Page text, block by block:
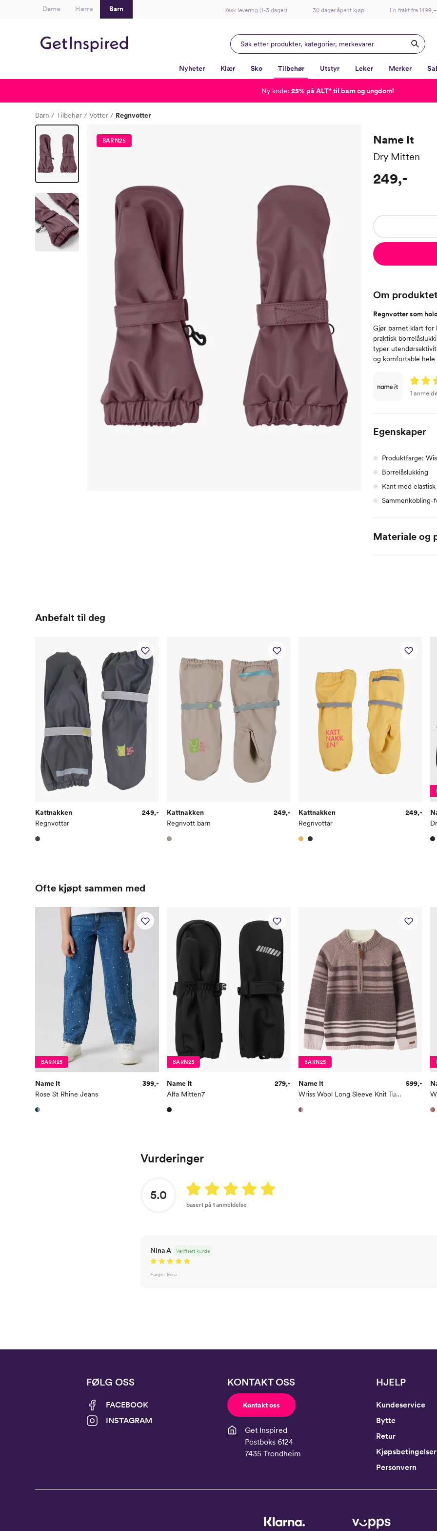
Dame Herre Barn Rask levering (1-3 dager) 30 dager åpent kjøp Fri frakt fra 1499,–
Nyheter Klær Sko Tilbehør Utstyr Leker Merker
Barn Tilbehør Votter Regnvotter
BARN25 Name It
Dry Mitten
249,-
Om produktet
Regnvotter som
Gjør barnet klart for
praktisk
typer
og komfortable hele
1
Egenskaper
Produktfarge:
Borrelåslukking
Kant med
Sammenkobling-
Materiale og
Anbefalt til deg
Kattnakken
Regnvottar
249,-
Kattnakken
Regnvott barn
249,-
Kattnakken
Regnvottar
249,-
Ofte kjøpt sammen med
BARN25
Name It
Rose St Rhine Jeans
399,-
BARN25
Name It
Alfa Mitten7
279,-
BARN25
Name It
Wriss Wool Long Sleeve Knit Turtleneck
599,-
Vurderinger
5.0
basert på 1 anmeldelse
Nina A Verifisert kunde
Farge: Rosa
FØLG OSS
FACEBOOK
INSTAGRAM
KONTAKT OSS
Kontakt oss
Get Inspired
Postboks 6124
7435 Trondheim
HJELP
Kundeservice
Bytte
Retur
Kjøpsbetingelser
Personvern
Ny kode: 25% på ALT*til barn og ungdom!
-
-
-
-